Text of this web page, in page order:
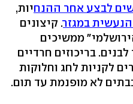
לבצע אחר ההנחיות,
במגזר. קיצונים
ממשיכים
בריכוזים חרדיים
לקניות לחג וחלוקות
לא מופנמת עד תום.